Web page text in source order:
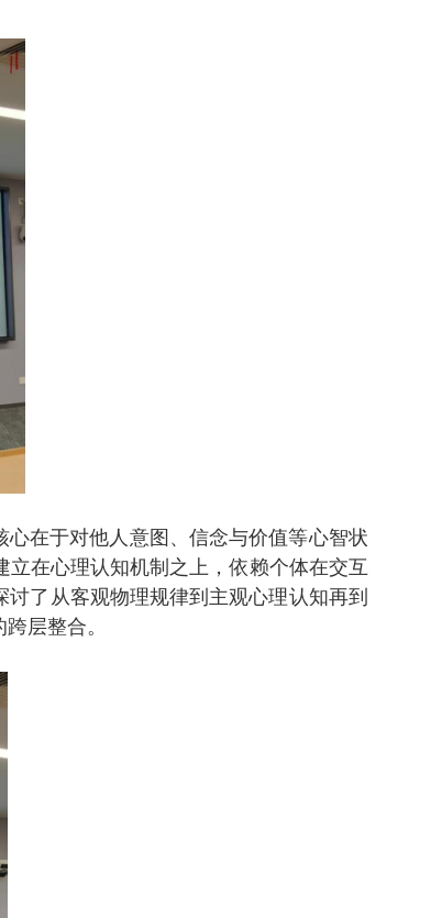
在于对他人意图、信念与价值等心智状
在心理认知机制之上，依赖个体在交互
了从客观物理规律到主观心理认知再到
层整合。